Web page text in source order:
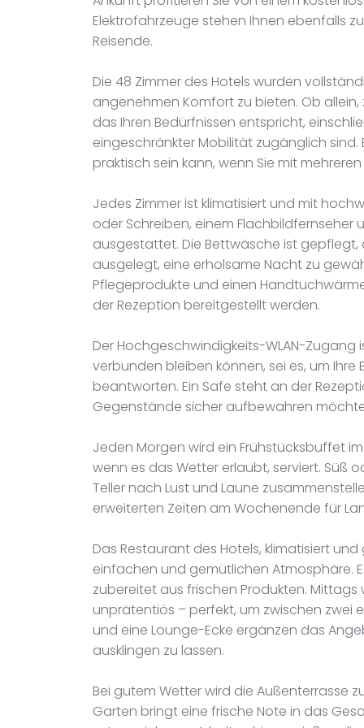
Elektrofahrzeuge stehen Ihnen ebenfalls
Reisende.
Die 48 Zimmer des Hotels wurden
angenehmen Komfort zu bieten. Ob allein,
das Ihren Bedürfnissen entspricht,
eingeschränkter Mobilität zugänglich sind.
praktisch sein kann, wenn Sie mit
Jedes Zimmer ist klimatisiert und mit
oder Schreiben, einem
ausgestattet. Die Bettwäsche ist
ausgelegt, eine erholsame Nacht zu
Pflegeprodukte und einen
der Rezeption bereitgestellt werden.
Der Hochgeschwindigkeits-WLAN-Zugang
verbunden bleiben können, sei es, um
beantworten. Ein Safe steht an der
Gegenstände sicher aufbewahren
Jeden Morgen wird ein Frühstücksbuffet
wenn es das Wetter erlaubt, serviert. Süß
Teller nach Lust und Laune
erweiterten Zeiten am Wochenende für
Das Restaurant des Hotels, klimatisiert
einfachen und gemütlichen Atmosphäre.
zubereitet aus frischen Produkten.
unprätentiös – perfekt, um zwischen zwei
und eine Lounge-Ecke ergänzen das
ausklingen zu lassen.
Bei gutem Wetter wird die Außenterrasse
Garten bringt eine frische Note in das